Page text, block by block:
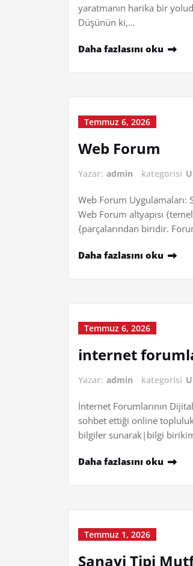
yaratmanın harika bir
Düşünün ki,…
Daha fazlasını oku
Temmuz 6, 2026
Web Forum
Yazar: admin kategorisi
Web Forum Uygulamaları:
Web Forum altyapısı
{parçalarından biridir.
Daha fazlasını oku
Temmuz 6, 2026
internet
Yazar: admin kategorisi
İnternet Forumlarının
sohbet ettiği online
bilgiler sunarak|bilgi
Daha fazlasını oku
Temmuz 1, 2026
Sanayi Tipi